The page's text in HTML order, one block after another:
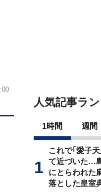
人気記事ラ
1時間 週間
これで｢愛子
て近づいた…
にとらわれた
落とした皇室